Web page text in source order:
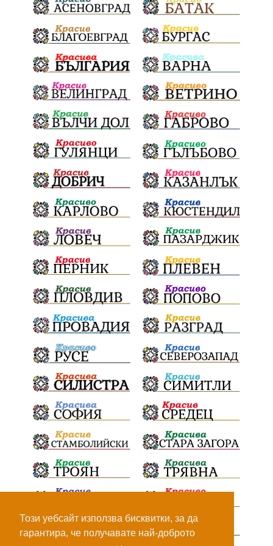
Този уебсайт използва бисквитки, за да
гарантира, че получавате най-доброто
Отговорност БългарскиДух ОбщинскиСъвет
Полиграф ДетекторНаЛъжата МВР
ОбезпечителниМерки МестнаВласт Котел
СИК Ружица РайнаКнягиня
ВеселинОрешков Шофьори
НационаленШампион ОрлинОрлиновЕнчев
ВСС СъдебнаРеформа Шантаж
ПолитическиНатиск ЗаплахаЗаАрест
ПартияВеличие ЕкатеринаДафовска Тракия
ПТП Сливен КварталРечица Данъци
ПътнаИнфраструктура Асфалт
БрашноСтоименов ИстинскиХляб
БългарскоКачество Запис
ПолитическоЗадкулисие Микродрон
КомарДрон КитайскаТехнология
ВоенниТехнологии Наркотици
Демерджиев
НеНаНаркотиците РодителиГоворете